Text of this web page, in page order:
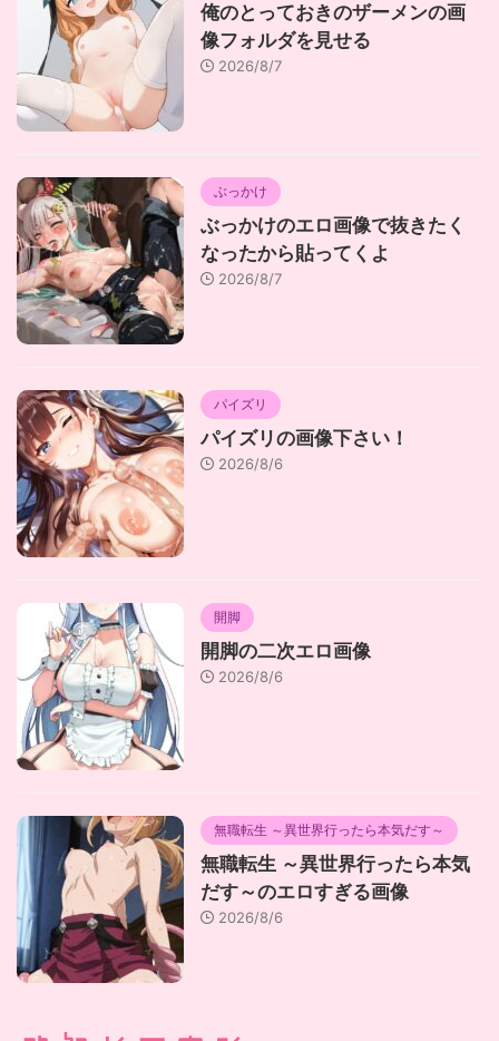
俺のとっておきのザーメンの画
像フォルダを見せる
2026/8/7
ぶっかけ
ぶっかけのエロ画像で抜きたく
なったから貼ってくよ
2026/8/7
パイズリ
パイズリの画像下さい！
2026/8/6
開脚
開脚の二次エロ画像
2026/8/6
無職転生 ～異世界行ったら本気だす～
無職転生 ～異世界行ったら本気
だす～のエロすぎる画像
2026/8/6